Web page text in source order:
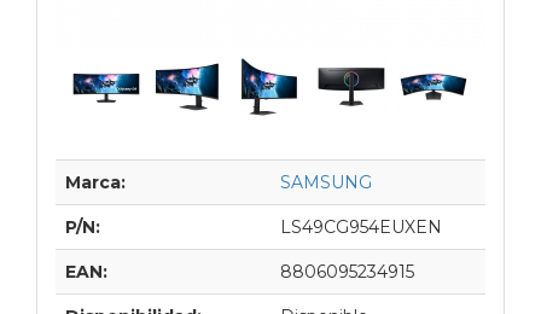
Marca: SAMSUNG
P/N: LS49CG954EUXEN
EAN: 8806095234915